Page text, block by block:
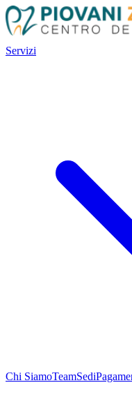
Servizi
Chi SiamoTeamSedi